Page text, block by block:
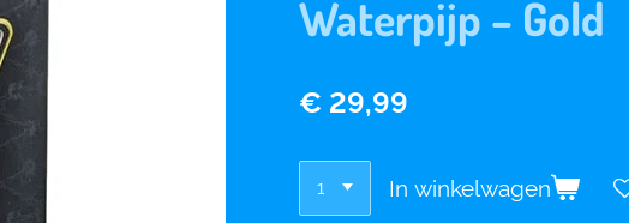
Waterpijp – Gold
€ 29,99
In winkelwagen